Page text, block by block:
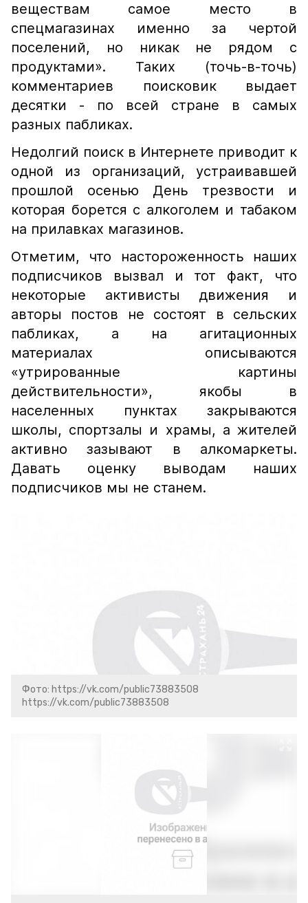
веществам самое место в
спецмагазинах именно за чертой
поселений, но никак не рядом с
продуктами». Таких (точь-в-точь)
комментариев поисковик выдает
десятки - по всей стране в самых
разных пабликах.
Недолгий поиск в Интернете приводит к
одной из организаций, устраивавшей
прошлой осенью День трезвости и
которая борется с алкоголем и табаком
на прилавках магазинов.
Отметим, что настороженность наших
подписчиков вызвал и тот факт, что
некоторые активисты движения и
авторы постов не состоят в сельских
пабликах, а на агитационных
материалах описываются
«утрированные картины
действительности», якобы в
населенных пунктах закрываются
школы, спортзалы и храмы, а жителей
активно зазывают в алкомаркеты.
Давать оценку выводам наших
подписчиков мы не станем.
Фото: https://vk.com/public73883508
https://vk.com/public73883508